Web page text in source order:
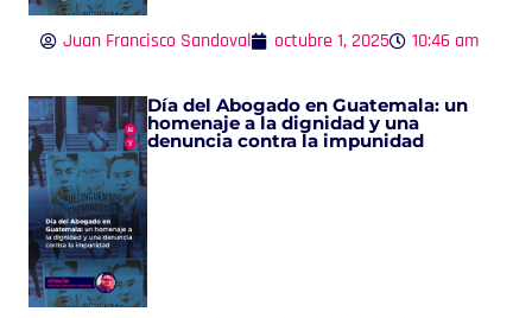
Juan Francisco Sandoval octubre 1, 2025 10:46 am
Día del Abogado en Guatemala: un
homenaje a la dignidad y una
denuncia contra la impunidad